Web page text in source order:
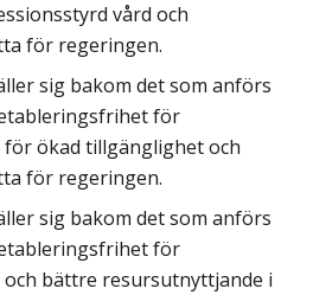
vård och
för regeringen.
sig bakom det som anförs
för
för ökad tillgänglighet och
för regeringen.
sig bakom det som anförs
för
och bättre resursutnyttjande i